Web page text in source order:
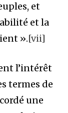
et
et la
».[vii]
l’intérêt
termes de
une